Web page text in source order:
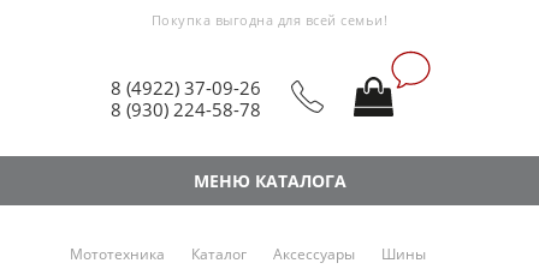
8 (4922) 37-09-26
8 (930) 224-58-78
Покупка выгодна для всей семьи!
МЕНЮ КАТАЛОГА
Мототехника Каталог Аксессуары
Шины